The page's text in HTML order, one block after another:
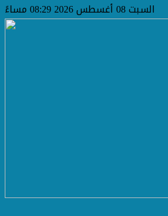
السبت 08 أغسطس 2026 08:29 مساءً